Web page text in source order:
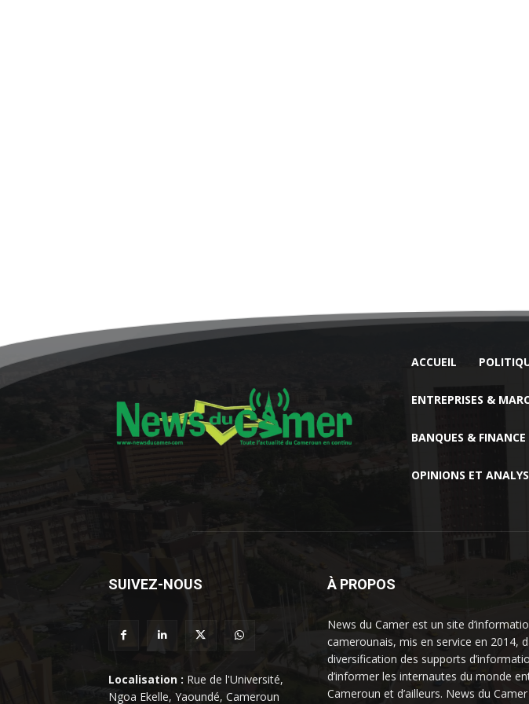
ACCUEIL
ENTREPRISES &
BANQUES & FINANCE
OPINIONS ET
SUIVEZ-NOUS
Localisation : Rue de l'Université,
Ngoa Ekelle, Yaoundé, Cameroun
À PROPOS
News du Camer est un site
camerounais, mis en service en 2014,
diversification des supports
d’informer les internautes du monde
Cameroun et d’ailleurs. News du